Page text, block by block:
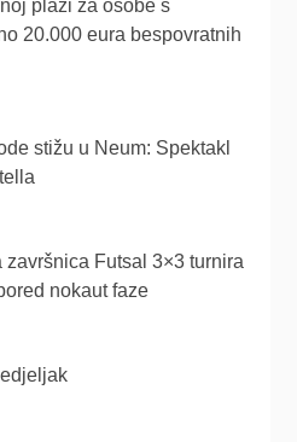
plaži za osobe s
20.000 eura bespovratnih
stižu u Neum: Spektakl
Futsal 3×3 turnira
nokaut faze